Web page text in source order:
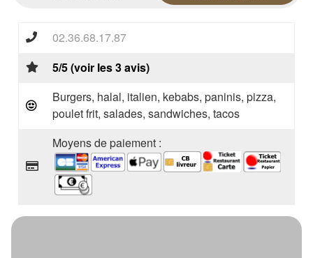
02.36.68.17.87
5/5 (voir les 3 avis)
Burgers, halal, italien, kebabs, paninis, pizza,
poulet frit, salades, sandwiches, tacos
Moyens de paiement :